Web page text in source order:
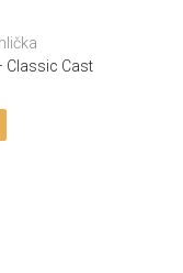
Classic Cast